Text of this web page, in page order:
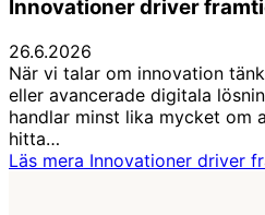
Innovationer driver
26.6.2026
När vi talar om innovation
eller avancerade digitala
handlar minst lika mycket om
hitta…
Läs mera Innovationer driver